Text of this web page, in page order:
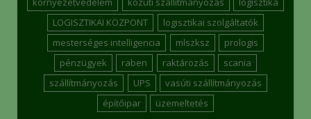
LOGISZTIKAI KÖZPONT
logisztikai szolgáltatók
mesterséges intelligencia
mlszksz
prologis
pénzügyek
raben raktározás
scania
szállítmányozás
UPS
vasúti szállítmányozás
építőipar
üzemeltetés